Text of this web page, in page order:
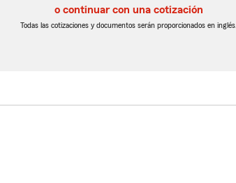
postal
de
postal
de
o continuar con una cotización
Todas las cotizaciones y documentos serán proporcionados en inglés.